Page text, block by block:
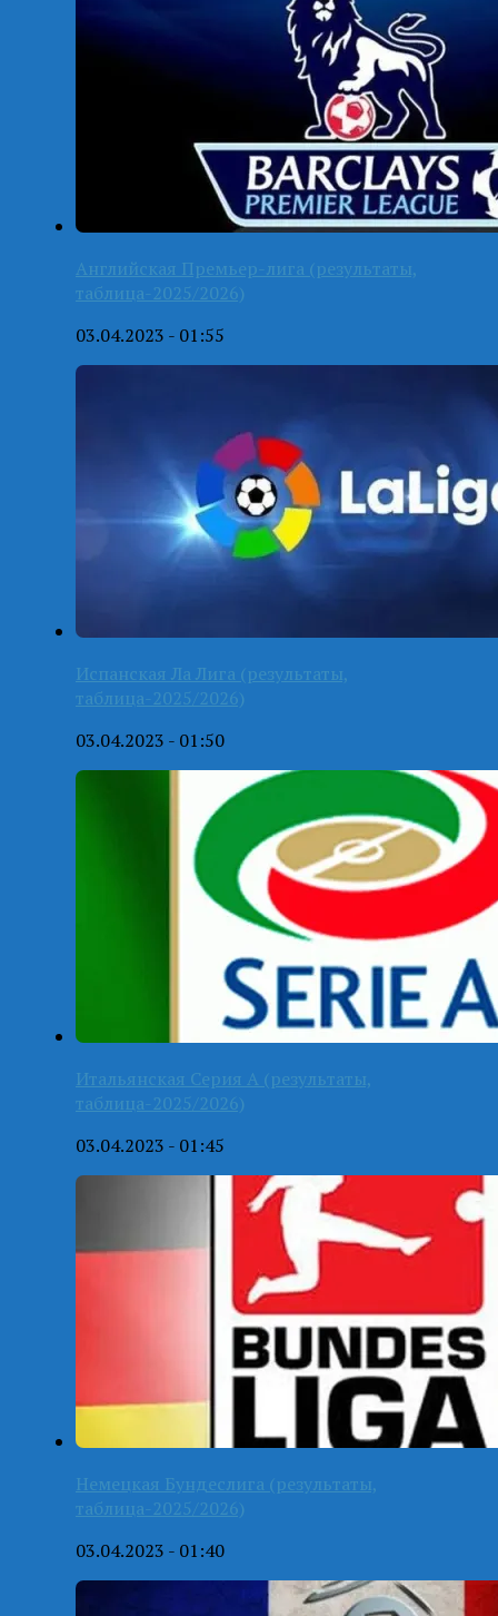
Английская Премьер-лига (результаты,
таблица-2025/2026)
03.04.2023 - 01:55
Испанская Ла Лига (результаты,
таблица-2025/2026)
03.04.2023 - 01:50
Итальянская Серия А (результаты,
таблица-2025/2026)
03.04.2023 - 01:45
Немецкая Бундеслига (результаты,
таблица-2025/2026)
03.04.2023 - 01:40